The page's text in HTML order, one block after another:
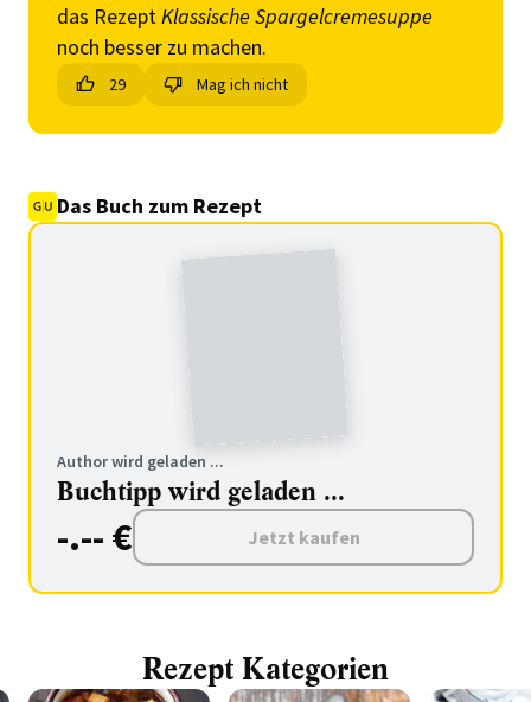
das RezeptKlassische Spargelcremesuppe
noch besser zu machen.
29 Mag ich nicht
Das Buch zum Rezept
Author wird geladen ...
Buchtipp wird geladen ...
-.-- € Jetzt kaufen
Rezept Kategorien